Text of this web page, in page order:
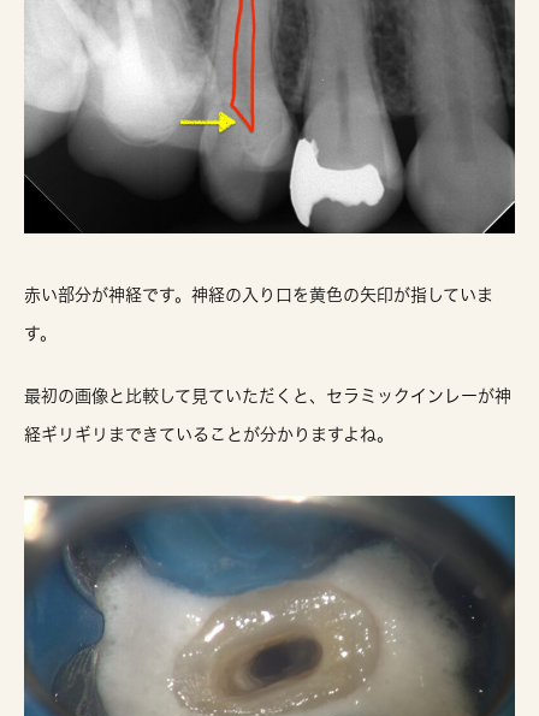
赤い部分が神経です。神経の入り口を黄色の矢印が指していま
す。
最初の画像と比較して見ていただくと、セラミックインレーが神
経ギリギリまできていることが分かりますよね。